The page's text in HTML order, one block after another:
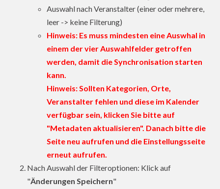
Auswahl nach Veranstalter (einer oder mehrere,
leer -> keine Filterung)
Hinweis: Es muss mindesten eine Auswhal in
einem der vier Auswahlfelder getroffen
werden, damit die Synchronisation starten
kann.
Hinweis: Sollten Kategorien, Orte,
Veranstalter fehlen und diese im Kalender
verfügbar sein, klicken Sie bitte auf
"Metadaten aktualisieren". Danach bitte die
Seite neu aufrufen und die Einstellungsseite
erneut aufrufen.
Nach Auswahl der Filteroptionen: Klick auf
"Änderungen Speichern"